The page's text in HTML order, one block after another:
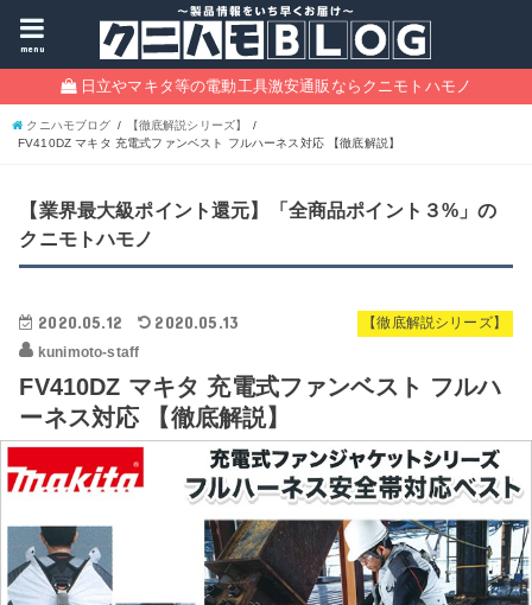
menu
日立やマキタ等の電動工具激安通販ならクニモトハモノ
クニハモブログ
【徹底解説シリーズ】
FV410DZ マキタ 充電式ファンベスト フルハーネス対応 【徹底解説】
【業界最大級ポイント還元】「全商品ポイント３%」の
クニモトハモノ
【徹底解説シリーズ】
2020.05.12 2020.05.13
kunimoto-staff
FV410DZ マキタ 充電式ファンベスト フルハ
ーネス対応 【徹底解説】